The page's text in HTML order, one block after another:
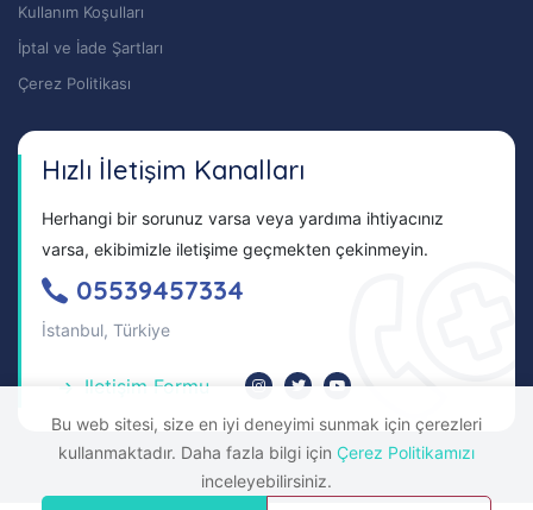
Bu web sitesi, size en iyi deneyimi sunmak için çerezleri
kullanmaktadır. Daha fazla bilgi için Çerez Politikamızı
inceleyebilirsiniz.
Kullanım Koşulları
İptal ve İade Şartları
Çerez Politikası
Hızlı İletişim Kanalları
Herhangi bir sorunuz varsa veya yardıma ihtiyacınız
varsa, ekibimizle iletişime geçmekten çekinmeyin.
05539457334
İstanbul, Türkiye
Iletişim Formu